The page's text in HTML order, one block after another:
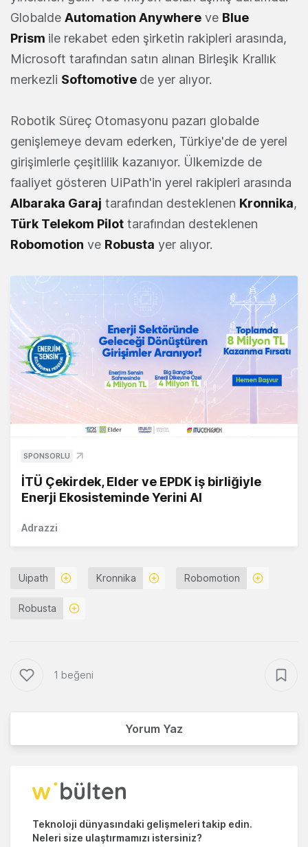
Globalde Automation Anywhere ve Blue
Prism ile rekabet eden şirketin rakipleri arasında,
Microsoft tarafından satın alınan Birleşik Krallık
merkezli Softomotive de yer alıyor.
Robotik Süreç Otomasyonu pazarı globalde
genişlemeye devam ederken, Türkiye'de de yerel
girişimlerle çeşitlilik kazanıyor. Ülkemizde de
faaliyet gösteren UiPath'in yerel rakipleri arasında
Albaraka Garaj tarafından desteklenen Kronnika,
Türk Telekom Pilot tarafından desteklenen
Robomotion ve Robusta yer alıyor.
SPONSORLU
İTÜ Çekirdek, Elder ve EPDK iş birliğiyle
Enerji Ekosisteminde Yerini Al
Adrazzi
Uipath Kronnika Robomotion
Robusta
1 beğeni
Yorum Yaz
Teknoloji dünyasındaki gelişmeleri takip edin.
Neleri size ulaştırmamızı istersiniz?